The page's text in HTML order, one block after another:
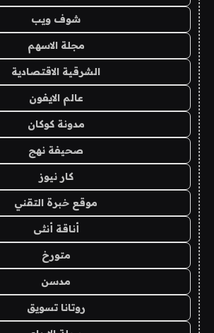
شوف ويب
مجلة الاسهم
الشرقية الاقتصادية
عالم الايفون
مدونة كوكان
صحيفة نهج
كار نيوز
موقع خبرة التقني
أناقة أنثى
متورخ
مدسن
روتانا تسويق